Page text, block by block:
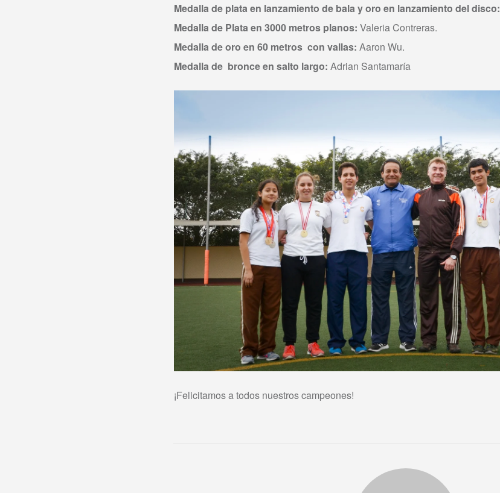
Medalla de plata en lanzamiento de bala y oro en lanzamiento del disco:
Medalla de Plata en 3000 metros planos: Valeria Contreras.
Medalla de oro en 60 metros con vallas: Aaron Wu.
Medalla de bronce en salto largo: Adrian Santamaría
¡Felicitamos a todos nuestros campeones!